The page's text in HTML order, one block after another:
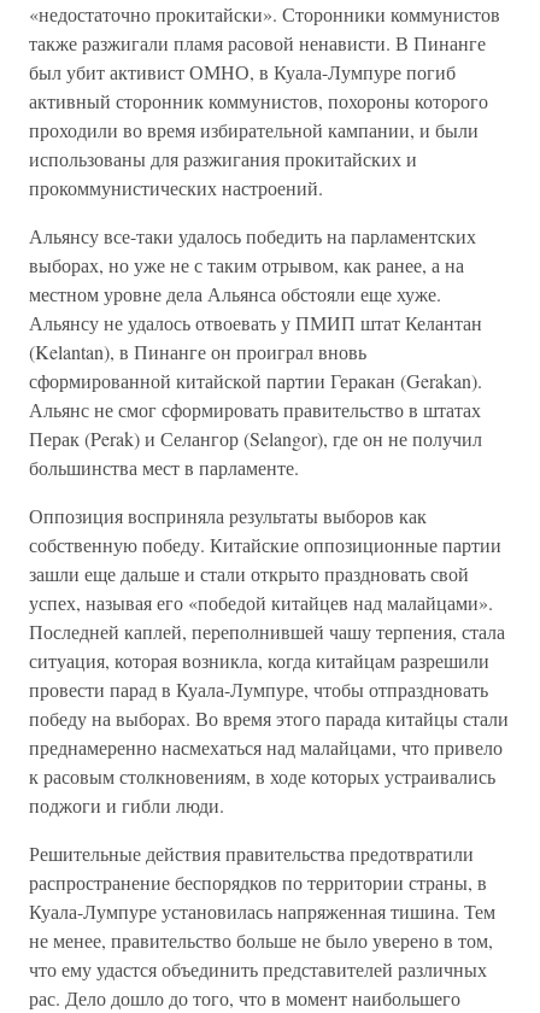
«недостаточно прокитайски». Сторонники коммунистов
также разжигали пламя расовой ненависти. В Пинанге
был убит активист ОМНО, в Куала-Лумпуре погиб
активный сторонник коммунистов, похороны которого
проходили во время избирательной кампании, и были
использованы для разжигания прокитайских и
прокоммунистических настроений.
Альянсу все-таки удалось победить на парламентских
выборах, но уже не с таким отрывом, как ранее, а на
местном уровне дела Альянса обстояли еще хуже.
Альянсу не удалось отвоевать у ПМИП штат Келантан
(Kelantan), в Пинанге он проиграл вновь
сформированной китайской партии Геракан (Gerakan).
Альянс не смог сформировать правительство в штатах
Перак (Perak) и Селангор (Selangor), где он не получил
большинства мест в парламенте.
Оппозиция восприняла результаты выборов как
собственную победу. Китайские оппозиционные партии
зашли еще дальше и стали открыто праздновать свой
успех, называя его «победой китайцев над малайцами».
Последней каплей, переполнившей чашу терпения, стала
ситуация, которая возникла, когда китайцам разрешили
провести парад в Куала-Лумпуре, чтобы отпраздновать
победу на выборах. Во время этого парада китайцы стали
преднамеренно насмехаться над малайцами, что привело
к расовым столкновениям, в ходе которых устраивались
поджоги и гибли люди.
Решительные действия правительства предотвратили
распространение беспорядков по территории страны, в
Куала-Лумпуре установилась напряженная тишина. Тем
не менее, правительство больше не было уверено в том,
что ему удастся объединить представителей различных
рас. Дело дошло до того, что в момент наибольшего